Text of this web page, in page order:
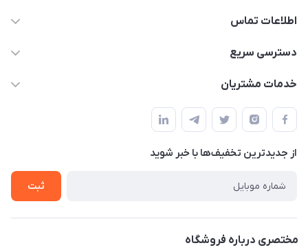
اطلاعات تماس
07154503736-09120986090
دسترسی سریع
حساب کاربری
درباره ما
تماس با ما
خدمات مشتریان
قوانین و مقررات
حفظ حریم شخصی
سوالات متداول
شرایط ارسال رایگان
از جدید‌ترین تخفیف‌ها با‌ خبر شوید
ثبت
مختصری درباره فروشگاه